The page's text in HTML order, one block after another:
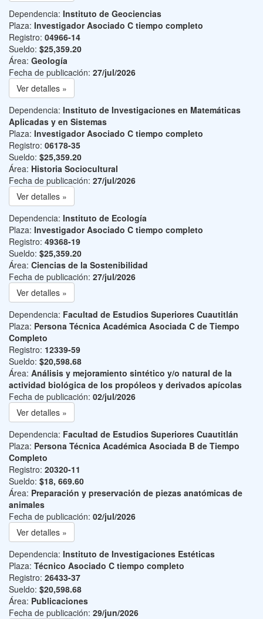
Dependencia: Instituto de Geociencias
Plaza: Investigador Asociado C tiempo completo
Registro: 04966-14
Sueldo: $25,359.20
Área: Geología
Fecha de publicación: 27/jul/2026
Ver detalles »
Dependencia: Instituto de Investigaciones en Matemáticas
Aplicadas y en Sistemas
Plaza: Investigador Asociado C tiempo completo
Registro: 06178-35
Sueldo: $25,359.20
Área: Historia Sociocultural
Fecha de publicación: 27/jul/2026
Ver detalles »
Dependencia: Instituto de Ecología
Plaza: Investigador Asociado C tiempo completo
Registro: 49368-19
Sueldo: $25,359.20
Área: Ciencias de la Sostenibilidad
Fecha de publicación: 27/jul/2026
Ver detalles »
Dependencia: Facultad de Estudios Superiores Cuautitlán
Plaza: Persona Técnica Académica Asociada C de Tiempo
Completo
Registro: 12339-59
Sueldo: $20,598.68
Área: Análisis y mejoramiento sintético y/o natural de la
actividad biológica de los propóleos y derivados apícolas
Fecha de publicación: 02/jul/2026
Ver detalles »
Dependencia: Facultad de Estudios Superiores Cuautitlán
Plaza: Persona Técnica Académica Asociada B de Tiempo
Completo
Registro: 20320-11
Sueldo: $18, 669.60
Área: Preparación y preservación de piezas anatómicas de
animales
Fecha de publicación: 02/jul/2026
Ver detalles »
Dependencia: Instituto de Investigaciones Estéticas
Plaza: Técnico Asociado C tiempo completo
Registro: 26433-37
Sueldo: $20,598.68
Área: Publicaciones
Fecha de publicación: 29/jun/2026